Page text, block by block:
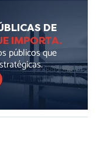
DE
IMPORTA.
públicos que